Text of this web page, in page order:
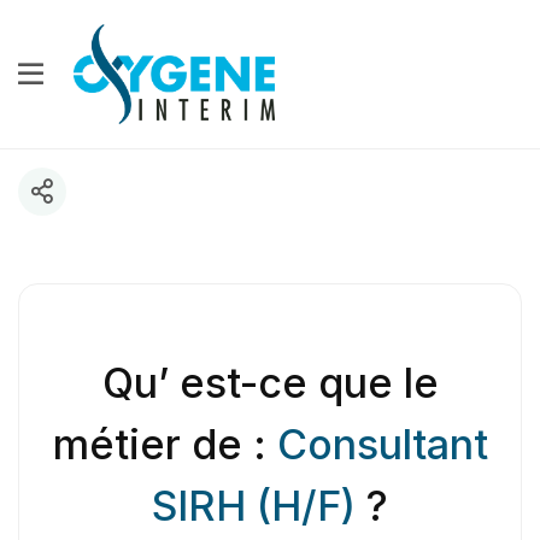
Qu’ est-ce que le
métier de : Consultant
SIRH (H/F) ?